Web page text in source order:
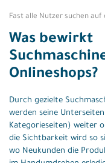
Fast alle Nutzer suchen
Was bewirkt
Onlineshops?
Durch gezielte
werden seine
Kategorieseiten) weiter
die Sichtbarkeit wird so
wo Neukunden die